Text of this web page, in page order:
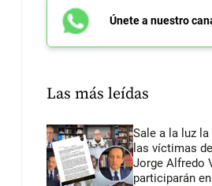
Únete a nuestro
Las más leídas
Sale a la luz
las víctimas
Jorge Alfredo
participarán